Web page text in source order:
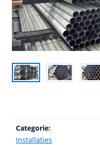
Categorie:
Installaties